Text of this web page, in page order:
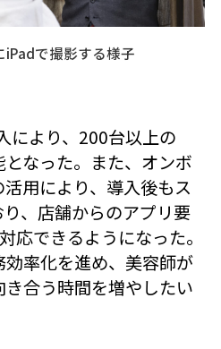
iPadで撮影する様子
より、200台以上の
なった。また、オンボ
用により、導入後もス
、店舗からのアプリ要
応できるようになった。
率化を進め、美容師が
合う時間を増やしたい